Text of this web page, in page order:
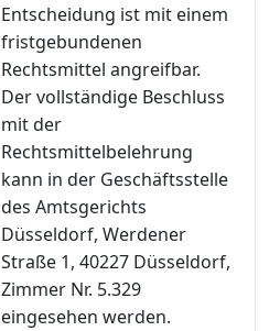
Entscheidung ist mit einem
fristgebundenen
Rechtsmittel angreifbar.
Der vollständige Beschluss
mit der
Rechtsmittelbelehrung
kann in der Geschäftsstelle
des Amtsgerichts
Düsseldorf, Werdener
Straße 1, 40227 Düsseldorf,
Zimmer Nr. 5.329
eingesehen werden.